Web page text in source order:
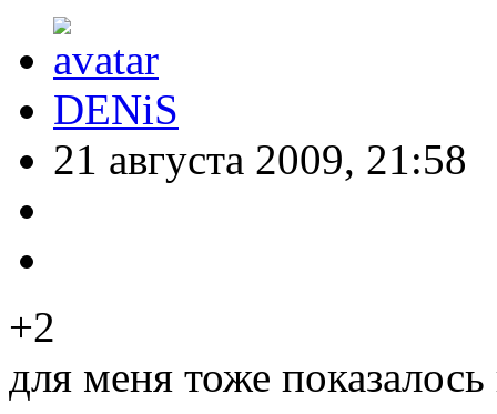
DENiS
21 августа 2009, 21:58
+2
для меня тоже